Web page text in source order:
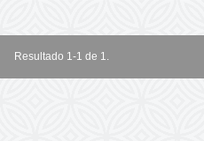
Resultado 1-1 de 1.